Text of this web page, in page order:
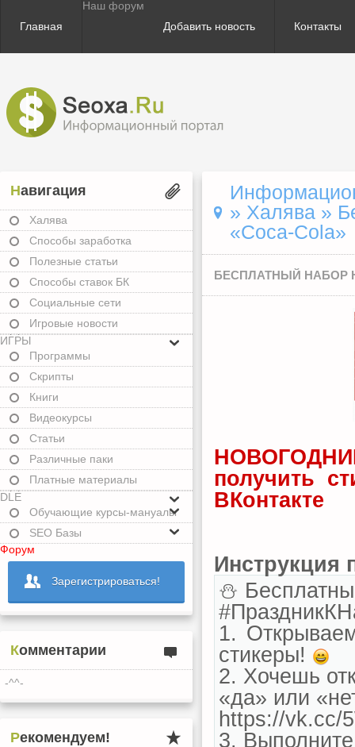
Главная
Наш форум
Добавить новость
Контакты
Навигация
Халява
Способы заработка
Полезные статьи
Способы ставок БК
Социальные сети
Игровые новости
ИГРЫ
Программы
Скрипты
Книги
Видеокурсы
Статьи
Различные паки
Платные материалы
DLE
Обучающие курсы-мануалы
SEO Базы
Форум
Зарегистрироваться!
Комментарии
-^^-
Рекомендуем!
» Халява »
«Coca-Cola»
БЕСПЛАТНЫЙ НАБОР
получить
ВКонтакте
Инструкция
⛄
1.
стикеры!
2. Хочешь
«да» или
https://vk.cc/
3.